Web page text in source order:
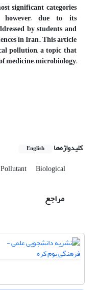
significant categories
due to its
by students and
in Iran. This article
pollution, a topic that
medicine, microbiology,
کلیدواژه‌ها English
Pollutant Biological
مراجع